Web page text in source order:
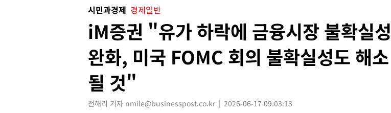
시민과경제 경제일반
iM증권 "유가 하락에 금융시장 불확실성
완화, 미국 FOMC 회의 불확실성도 해소
될 것"
전해리 기자 nmile@businesspost.co.kr 2026-06-17 09:03:13